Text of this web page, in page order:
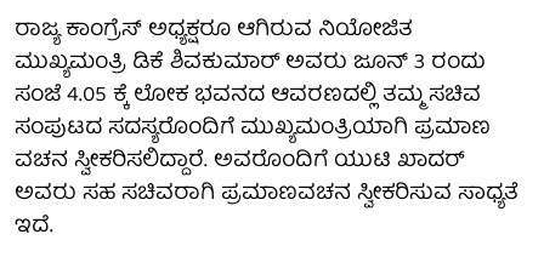
ರಾಜ್ಯ ಕಾಂಗ್ರೆಸ್ ಅಧ್ಯಕ್ಷರೂ ಆಗಿರುವ ನಿಯೋಜಿತ
ಮುಖ್ಯಮಂತ್ರಿ ಡಿಕೆ ಶಿವಕುಮಾರ್ ಅವರು ಜೂನ್ 3 ರಂದು
ಸಂಜೆ 4.05 ಕ್ಕೆ ಲೋಕ ಭವನದ ಆವರಣದಲ್ಲಿ ತಮ್ಮ ಸಚಿವ
ಸಂಪುಟದ ಸದಸ್ಯರೊಂದಿಗೆ ಮುಖ್ಯಮಂತ್ರಿಯಾಗಿ ಪ್ರಮಾಣ
ವಚನ ಸ್ವೀಕರಿಸಲಿದ್ದಾರೆ. ಅವರೊಂದಿಗೆ ಯುಟಿ ಖಾದರ್
ಅವರು ಸಹ ಸಚಿವರಾಗಿ ಪ್ರಮಾಣವಚನ ಸ್ವೀಕರಿಸುವ ಸಾಧ್ಯತೆ
ಇದೆ.